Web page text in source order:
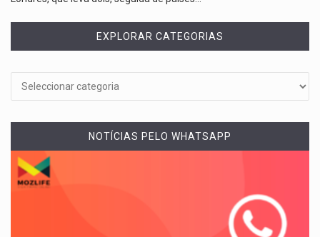
EXPLORAR CATEGORIAS
NOTÍCIAS PELO WHATSAPP